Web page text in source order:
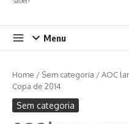
Menu
Home / Sem categoria /AOC
Copa de 2014
Sem categoria